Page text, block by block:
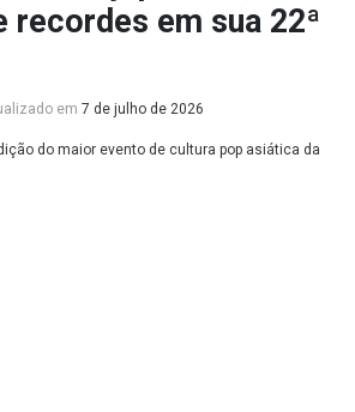
recordes em sua 22ª
em 7 de julho de 2026
do maior evento de cultura pop asiática da